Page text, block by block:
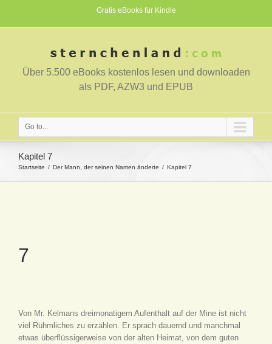
Gratis eBooks für Kindle
Über 5.500 eBooks kostenlos lesen und downloaden
als PDF, AZW3 und EPUB
Go to...
Kapitel 7
Startseite Der Mann, der seinen Namen änderte Kapitel 7
7
Von Mr. Kelmans dreimonatigem Aufenthalt auf der Mine ist nicht
viel Rühmliches zu erzählen. Er sprach dauernd und manchmal
etwas überflüssigerweise von der alten Heimat, von dem guten